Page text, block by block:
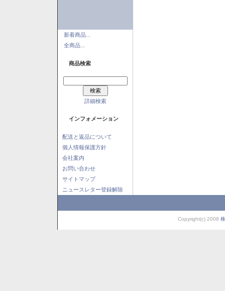
新着商品...
全商品...
商品検索
詳細検索
インフォメーション
配送と返品について
個人情報保護方針
会社案内
お問い合わせ
サイトマップ
ニュースレター登録解除
Copyright(c) 2008